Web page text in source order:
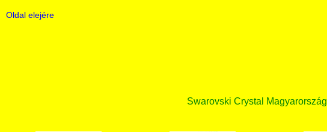
Oldal elejére
Swarovski Crystal